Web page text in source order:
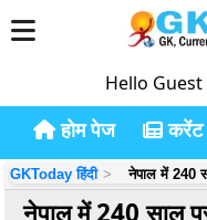
Hello Guest
होम पेज करेंट
GKToday हिंदी नेपाल में 240
नेपाल में 240 साल